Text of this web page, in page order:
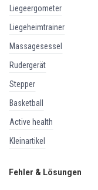
liegeergometer
liegeheimtrainer
massagesessel
rudergerät
stepper
basketball
active health
kleinartikel
Fehler & Lösungen